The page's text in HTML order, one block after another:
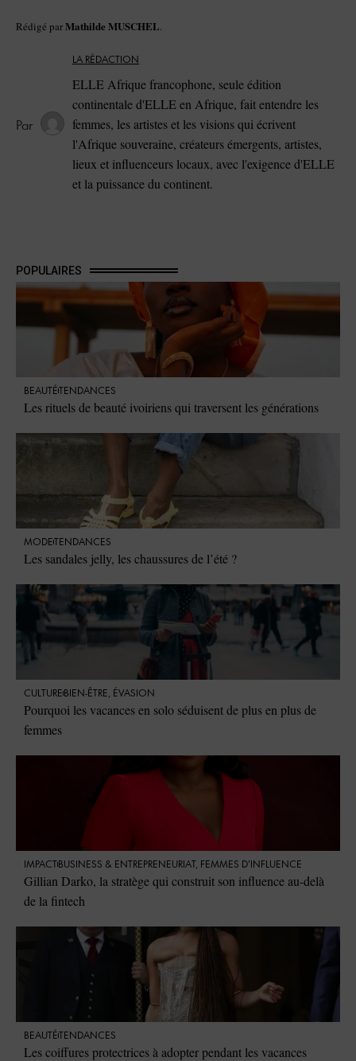
Rédigé parMathilde MUSCHEL.
LA RÉDACTION
ELLE Afrique francophone, seule édition
continentale d'ELLE en Afrique, fait entendre les
femmes, les artistes et les visions qui écrivent
l'Afrique souveraine, créateurs émergents, artistes,
lieux et influenceurs locaux, avec l'exigence d'ELLE
et la puissance du continent.
POPULAIRES
BEAUTÉTENDANCES
Les rituels de beauté ivoiriens qui traversent les générations
MODETENDANCES
Les sandales jelly, les chaussures de l’été ?
CULTURE BIEN-ÊTRE, ÉVASION
Pourquoi les vacances en solo séduisent de plus en plus de
femmes
IMPACT ⁠BUSINESS & ENTREPRENEURIAT, FEMMES D'INFLUENCE
Gillian Darko, la stratège qui construit son influence au-delà
de la fintech
BEAUTÉTENDANCES
Les coiffures protectrices à adopter pendant les vacances